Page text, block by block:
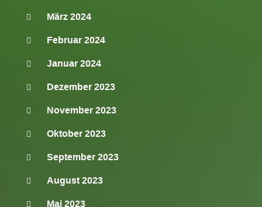
März 2024
Februar 2024
Januar 2024
Dezember 2023
November 2023
Oktober 2023
September 2023
August 2023
Mai 2023